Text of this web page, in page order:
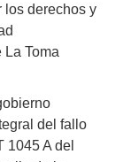
los derechos y
Toma
del fallo
1045 A del